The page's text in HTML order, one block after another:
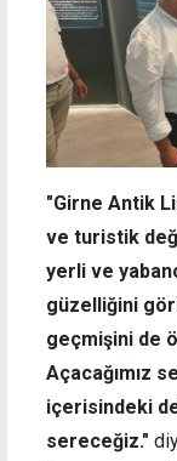
"Girne Antik
ve turistik
yerli ve
güzelliğini
geçmişini de
Açacağımız
içerisindeki
sereceğiz."